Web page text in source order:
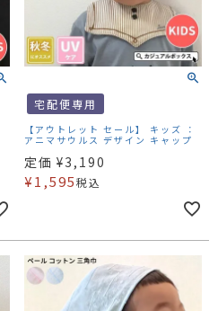
宅配便専用
【アウトレット セール】 キッズ ：
アニマサウルス デザイン キャップ
定価 ¥3,190
¥1,595税込